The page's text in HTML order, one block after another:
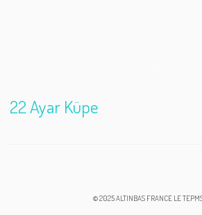
22 Ayar Küpe
© 2025 ALTINBAS FRANCE LE